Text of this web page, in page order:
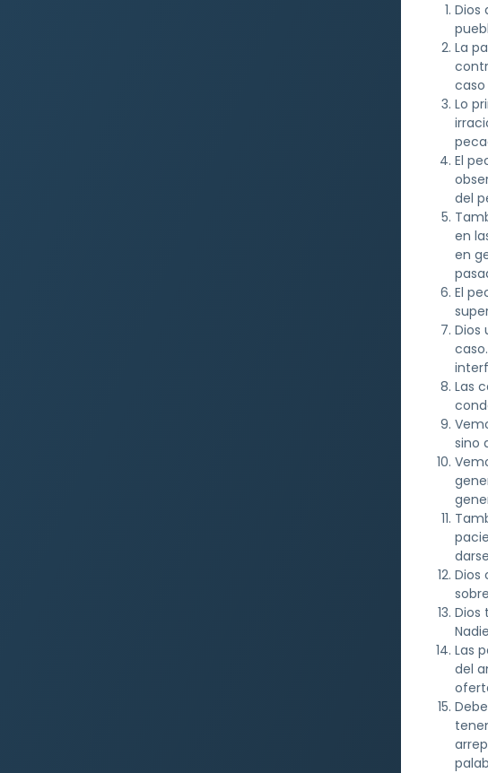
Dios
La
Lo
El
del
en
en
El
Dios
Las
sino
Dios
Dios
Las
del